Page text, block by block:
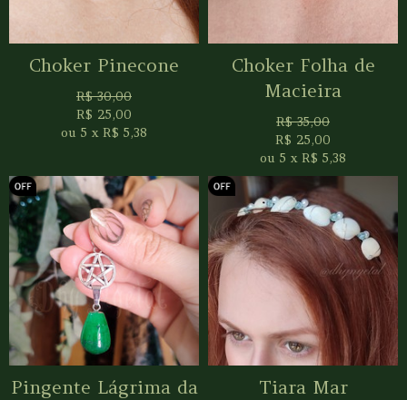
Choker Pinecone
R$30,00
R$ 25,00
ou 5 x R$ 5,38
Choker Folha de
Macieira
R$35,00
R$ 25,00
ou 5 x R$ 5,38
Pingente Lágrima da
Tiara Mar